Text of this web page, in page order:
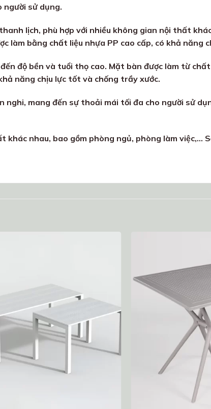
sử dụng.
lịch, phù hợp với nhiều không gian nội thất
làm bằng chất liệu nhựa PP cao cấp, có khả năng
độ bền và tuổi thọ cao. Mặt bàn được làm từ
năng chịu lực tốt và chống trầy xước.
mang đến sự thoải mái tối đa cho người sử
khác nhau, bao gồm phòng ngủ, phòng làm việc,…